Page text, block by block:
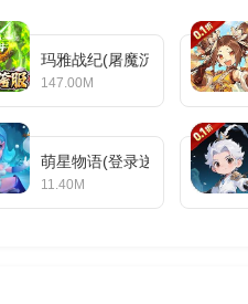
（不计入VIP经验）
申请次日发放）
受转游福利的同时，之前老游戏
玛雅战纪(屠魔沉默专属)
147.00M
萌星物语(登录送5星英雄)
11.40M